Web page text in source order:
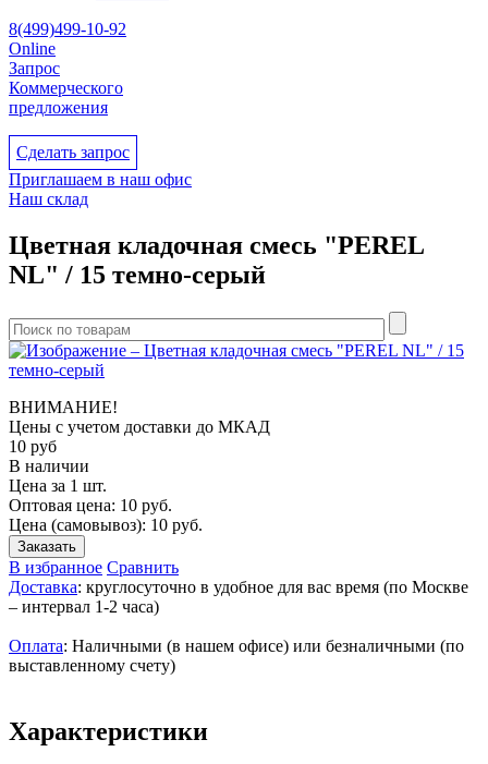
8(499)499-10-92
Online
Запрос
Коммерческого
предложения
Сделать запрос
Приглашаем в наш офис
Наш склад
Цветная кладочная смесь "PEREL
NL" / 15 темно-серый
ВНИМАНИЕ!
Цены с учетом доcтавки до МКАД
10 руб
В наличии
Цена за 1 шт.
Оптовая цена: 10 руб.
Цена (самовывоз): 10 руб.
Заказать
В избранное Сравнить
Доставка: круглосуточно в удобное для вас время (по Москве
– интервал 1-2 часа)
Оплата: Наличными (в нашем офисе) или безналичными (по
выставленному счету)
Характеристики